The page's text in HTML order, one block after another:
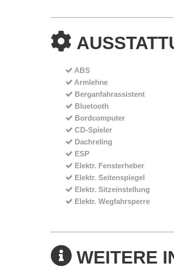
ABS
Armlehne
Berganfahrassistent
Bluetooth
Bordcomputer
CD-Spieler
Dachreling
ESP
Elektr. Fensterheber
Elektr. Seitenspiegel
Elektr. Sitzeinstellung
Elektr. Wegfahrsperre
WEITERE